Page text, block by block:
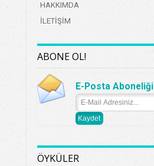
HAKKIMDA
İLETİŞİM
ABONE OL!
E-Posta Aboneliği
ÖYKÜLER